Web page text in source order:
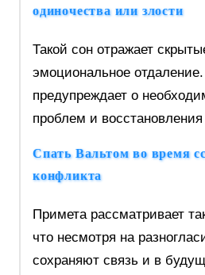
одиночества или злости
Такой сон отражает
эмоциональное
предупреждает о
проблем и
Спать Вальтом во время
конфликта
Примета рассматривает
что несмотря на
сохраняют связь и в